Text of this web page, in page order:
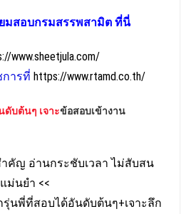
มสอบกรมสรรพสามิตที่นี่
www.sheetjula.com/
ารที่ https://www.rtamd.co.th/
ดับต้นๆ เจาะข้อสอบเข้างาน
คัญ อ่านกระชับเวลา ไม่สับสน
ม่นยำ <<
รุ่นพี่ที่สอบได้อันดับต้นๆ+เจาะลึก